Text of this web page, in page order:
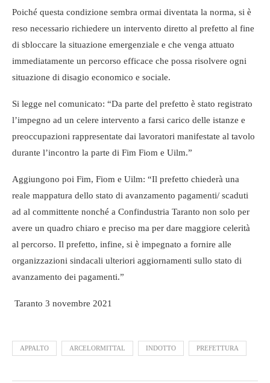
Poiché questa condizione sembra ormai diventata la norma, si è
reso necessario richiedere un intervento diretto al prefetto al fine
di sbloccare la situazione emergenziale e che venga attuato
immediatamente un percorso efficace che possa risolvere ogni
situazione di disagio economico e sociale.
Si legge nel comunicato: “Da parte del prefetto è stato registrato
l’impegno ad un celere intervento a farsi carico delle istanze e
preoccupazioni rappresentate dai lavoratori manifestate al tavolo
durante l’incontro la parte di Fim Fiom e Uilm.”
Aggiungono poi Fim, Fiom e Uilm: “Il prefetto chiederà una
reale mappatura dello stato di avanzamento pagamenti/ scaduti
ad al committente nonché a Confindustria Taranto non solo per
avere un quadro chiaro e preciso ma per dare maggiore celerità
al percorso. Il prefetto, infine, si è impegnato a fornire alle
organizzazioni sindacali ulteriori aggiornamenti sullo stato di
avanzamento dei pagamenti.”
Taranto 3 novembre 2021
APPALTO ARCELORMITTAL INDOTTO PREFETTURA